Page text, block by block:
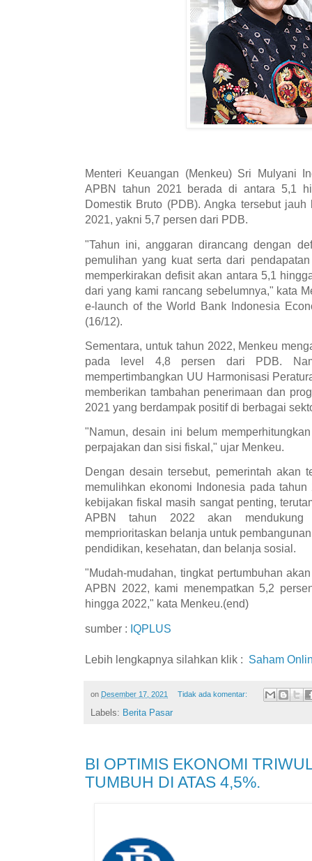
Menteri Keuangan (Menkeu) Sri Mulyani
APBN tahun 2021 berada di antara 5,1
Domestik Bruto (PDB). Angka tersebut
2021, yakni 5,7 persen dari PDB.
"Tahun ini, anggaran dirancang dengan
pemulihan yang kuat serta dari
memperkirakan defisit akan antara 5,1
dari yang kami rancang sebelumnya," kata
e-launch of the World Bank Indonesia
(16/12).
Sementara, untuk tahun 2022, Menkeu
pada level 4,8 persen dari PDB.
mempertimbangkan UU Harmonisasi
memberikan tambahan penerimaan dan
2021 yang berdampak positif di berbagai
"Namun, desain ini belum
perpajakan dan sisi fiskal," ujar Menkeu.
Dengan desain tersebut, pemerintah akan
memulihkan ekonomi Indonesia pada
kebijakan fiskal masih sangat penting,
APBN tahun 2022 akan mendukung
memprioritaskan belanja untuk
pendidikan, kesehatan, dan belanja sosial.
"Mudah-mudahan, tingkat pertumbuhan
APBN 2022, kami menempatkan 5,2
hingga 2022," kata Menkeu.(end)
sumber : IQPLUS
Lebih lengkapnya silahkan klik : Saham
on Desember 17, 2021 Tidak ada komentar:
Labels: Berita Pasar
BI OPTIMIS EKONOMI
TUMBUH DI ATAS 4,5%.